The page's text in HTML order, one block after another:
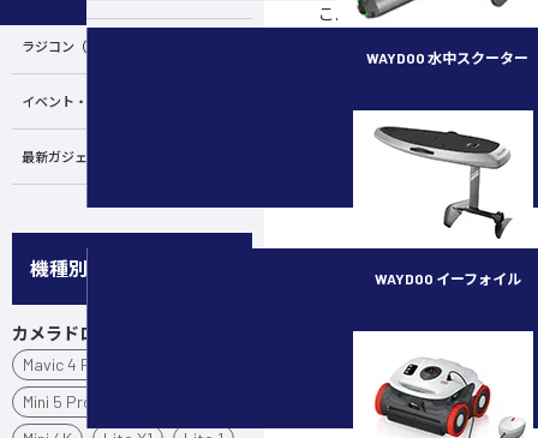
WAYDOO 水中スクーター
WAYDOO イーフォイル
ラジコン（RC）
イベント・講習会
最新ガジェット／その他
機種別
カメラドローン
Mavic 4 Pro
Mini 5 Pro
こんにちは。セキド産業用ド
用ドローンのフライトを事
どのような挙動で飛ぶのか
ます。事前にしっかり試す
で自動航行を起動して、そ
を減らすことができます。